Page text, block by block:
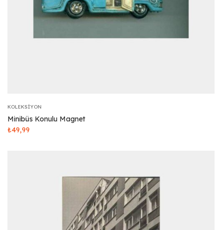
KOLEKSIYON
Minibüs Konulu Magnet
₺49,99